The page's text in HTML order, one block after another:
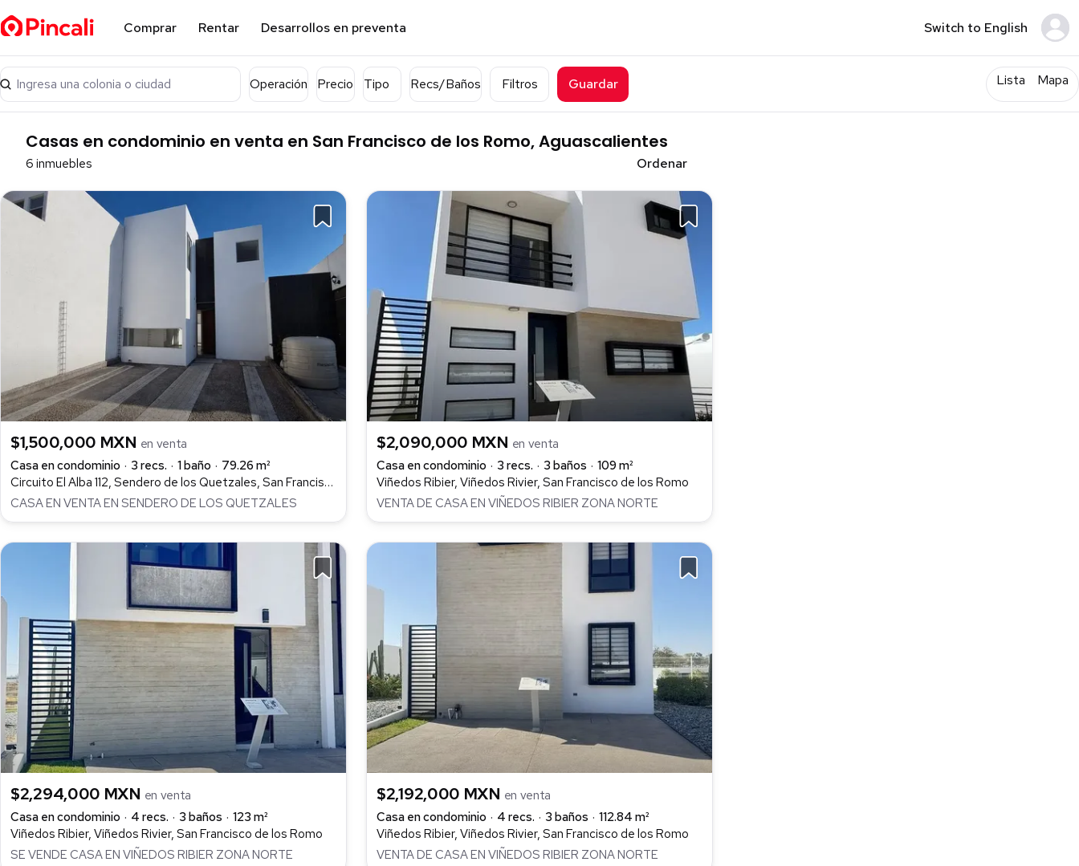
Comprar Rentar Desarrollos en preventa Switch to English
Ingresa una colonia o ciudad Operación Precio Tipo Recs/Baños Filtros Guardar Lista Mapa
Casas en condominio en venta en San Francisco de los Romo, Aguascalientes
6 inmuebles Ordenar
$1,500,000 MXN en venta
Casa en condominio
3 recs. 1 baño
79.26 m²
Circuito El Alba 112, Sendero de los Quetzales, San Francisco de los Romo
CASA EN VENTA EN SENDERO DE LOS QUETZALES
$2,090,000 MXN en venta
Casa en condominio
3 recs. 3 baños
109 m²
Viñedos Ribier, Viñedos Rivier, San Francisco de los Romo
VENTA DE CASA EN VIÑEDOS RIBIER ZONA NORTE
$2,294,000 MXN en venta
Casa en condominio
4 recs. 3 baños
123 m²
Viñedos Ribier, Viñedos Rivier, San Francisco de los Romo
SE VENDE CASA EN VIÑEDOS RIBIER ZONA NORTE
$2,192,000 MXN en venta
Casa en condominio
4 recs. 3 baños
112.84 m²
Viñedos Ribier, Viñedos Rivier, San Francisco de los Romo
VENTA DE CASA EN VIÑEDOS RIBIER ZONA NORTE